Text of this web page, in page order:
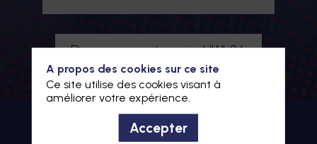
Devenez partenaire HWL26
Je m'inscris à HWL26
A propos des cookies sur ce site
Ce site utilise des cookies visant à
améliorer votre expérience.
Accepter